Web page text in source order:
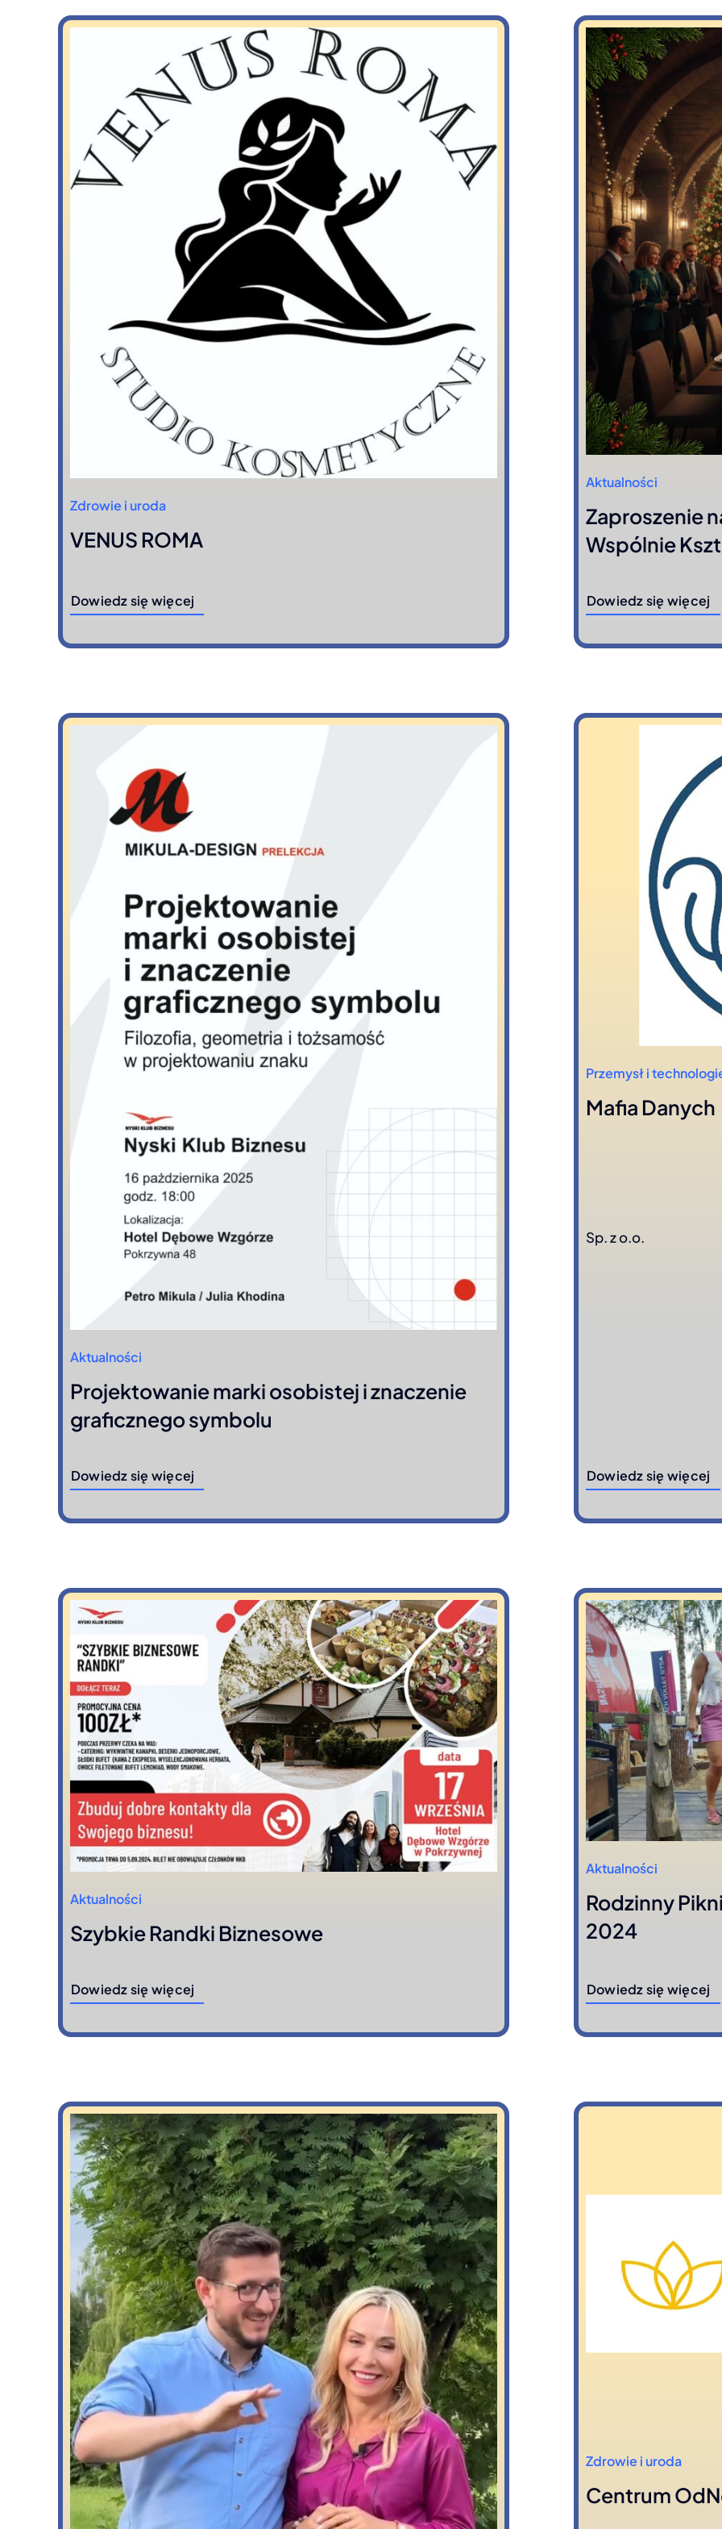
Zdrowie i uroda
VENUS ROMA
Dowiedz się więcej
Aktualności
Zaproszenie
Wspólnie
Dowiedz się więcej
Aktualności
Projektowanie marki osobistej i znaczenie
graficznego symbolu
Dowiedz się więcej
Przemysł i
Mafia Danych
Sp. z o.o.
Dowiedz się więcej
Aktualności
Szybkie Randki Biznesowe
Dowiedz się więcej
Aktualności
Rodzinny
2024
Dowiedz się więcej
Zdrowie i uroda
Centrum